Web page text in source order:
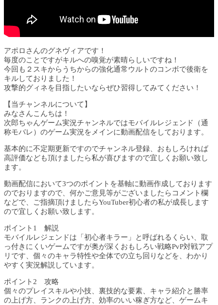
アポロさんのグネヴィアです！
毎度のことですがキルへの嗅覚が素晴らしいですね！
今回も２スキからうちからの強化通常ウルトのコンボで後衛を
キルしておりました！
攻撃的グィネを目指したいならぜひ習得してみてください！
【当チャンネルについて】
みなさんこんちは！
次郎ちゃんゲーム実況チャンネルではモバイルレジェンド（通
称モバレ）のゲーム実況をメインに動画配信をしております。
基本的に不定期更新ですのでチャンネル登録、おもしろければ
高評価なども頂けましたら私が喜びますので宜しくお願い致し
ます。
動画配信において3つのポイントを基軸に動画作成しております
のでおりますので、何かご意見等がございましたらコメント欄
などで、ご指摘頂けましたらYouTuber初心者の私が成長します
ので宜しくお願い致します。
ポイント1 解説
モバイルレジェンドは「初心者キラー」と呼ばれるくらい、取
っ付きにくいゲームですが奥が深くおもしろい戦略PvP対戦アプ
リです、個々のキャラ特性や全体での立ち回りなどを、わかり
やすく実況解説しています。
ポイント2 攻略
個々のプレイスキルや小技、裏技的な要素、キャラ紹介と勝率
の上げ方、ランクの上げ方、効率のいい稼ぎ方など、ゲームキ